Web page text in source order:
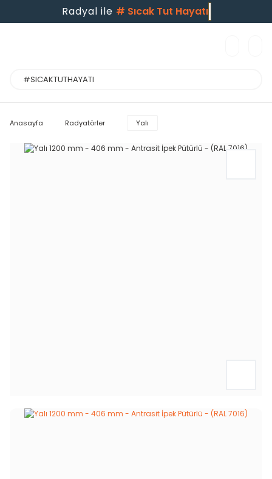
Radyal ile # Sıcak Tut Hayatı
Anasayfa Radyatörler Yalı